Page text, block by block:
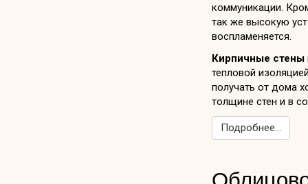
коммуникации.
так же высокую
воспламеняется.
Кирпичные стены
тепловой
получать от дома
толщине стен и в
Подробнее...